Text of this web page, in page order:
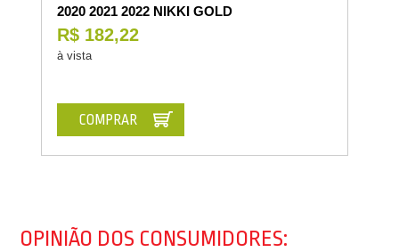
2020 2021 2022 NIKKI GOLD
R$ 182,22
à vista
COMPRAR
OPINIÃO DOS CONSUMIDORES: